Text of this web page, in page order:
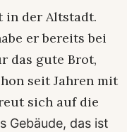
in der Altstadt.
er bereits bei
das gute Brot,
seit Jahren mit
sich auf die
Gebäude, das ist